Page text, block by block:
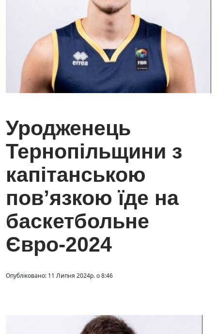
Уродженець
Тернопільщини з
капітанською
пов’язкою їде на
баскетбольне
Євро-2024
Опубліковано: 11 Липня 2024р. о 8:46